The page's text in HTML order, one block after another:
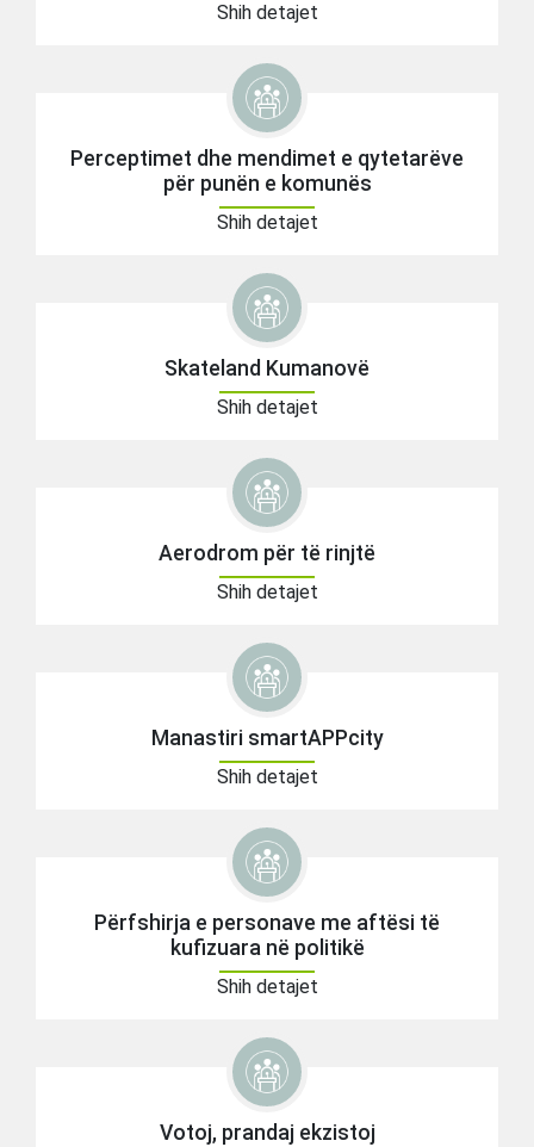
Shih detajet
Perceptimet dhe mendimet e qytetarëve
për punën e komunës
Shih detajet
Skateland Kumanovë
Shih detajet
Aerodrom për të rinjtë
Shih detajet
Manastiri smartAPPcity
Shih detajet
Përfshirja e personave me aftësi të
kufizuara në politikë
Shih detajet
Votoj, prandaj ekzistoj